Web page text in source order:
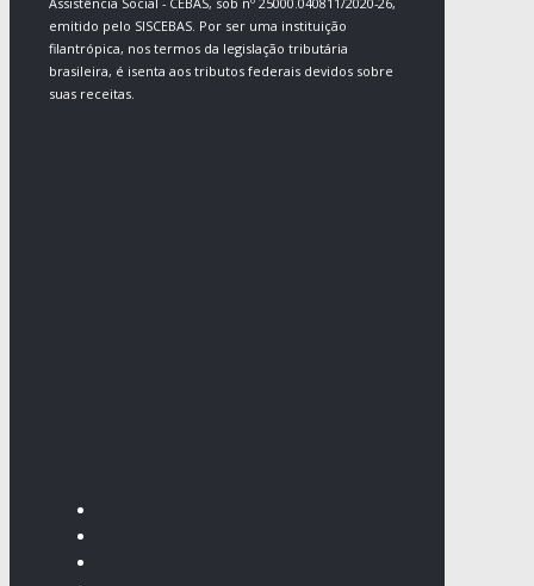
emitido pelo SISCEBAS. Por ser uma instituição
filantrópica, nos termos da legislação tributária
brasileira, é isenta aos tributos federais devidos sobre
suas receitas.